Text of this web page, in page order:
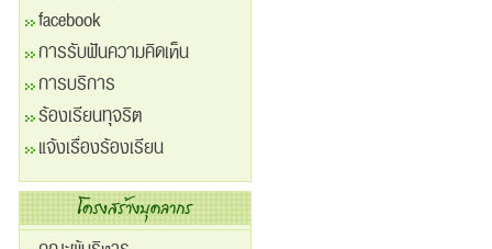
facebook
การรับฟันความคิดเห็น
การบริการ
ร้องเรียนทุจริต
แจ้งเรื่องร้องเรียน